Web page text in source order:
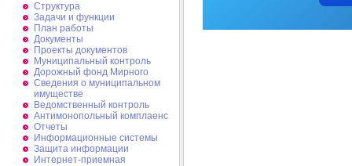
Структура
Задачи и функции
План работы
Документы
Проекты документов
Муниципальный контроль
Дорожный фонд Мирного
Cведения о муниципальном
имуществе
Ведомственный контроль
Антимонопольный комплаенс
Отчеты
Информационные системы
Защита информации
Интернет-приемная